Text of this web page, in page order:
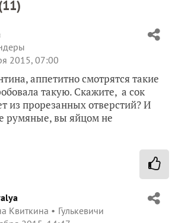
11)
2015, 07:00
аппетитно смотрятся такие
такую. Скажите, а сок
из прорезанных отверстий? И
румяные, вы яйцом не
Квиткина
Гулькевичи